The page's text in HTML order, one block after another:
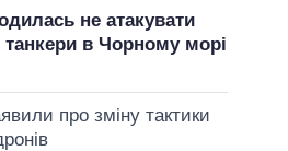
не атакувати
танкери в Чорному морі
про зміну тактики